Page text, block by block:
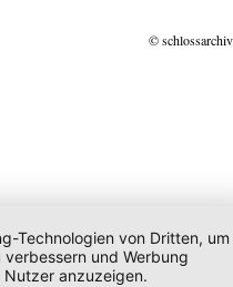
©
Technologien von Dritten, um
und Werbung
anzuzeigen.